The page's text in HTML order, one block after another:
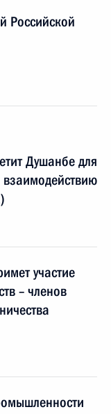
Российской
Душанбе для
участие
– членов